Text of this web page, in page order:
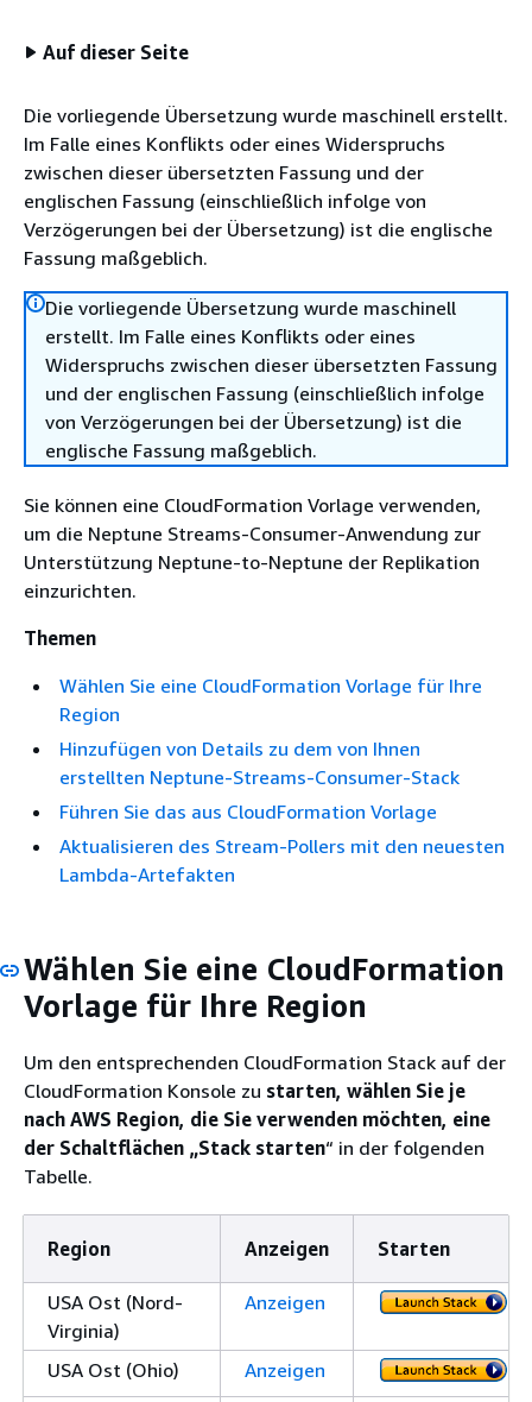
Auf dieser Seite
Die vorliegende Übersetzung wurde maschinell erstellt.
Im Falle eines Konflikts oder eines Widerspruchs
zwischen dieser übersetzten Fassung und der
englischen Fassung (einschließlich infolge von
Verzögerungen bei der Übersetzung) ist die englische
Fassung maßgeblich.
Die vorliegende Übersetzung wurde maschinell
erstellt. Im Falle eines Konflikts oder eines
Widerspruchs zwischen dieser übersetzten Fassung
und der englischen Fassung (einschließlich infolge
von Verzögerungen bei der Übersetzung) ist die
englische Fassung maßgeblich.
Sie können eine CloudFormation Vorlage verwenden,
um die Neptune Streams-Consumer-Anwendung zur
Unterstützung Neptune-to-Neptune der Replikation
einzurichten.
Themen
Wählen Sie eine CloudFormation Vorlage für Ihre
Region
Hinzufügen von Details zu dem von Ihnen
erstellten Neptune-Streams-Consumer-Stack
Führen Sie das aus CloudFormation Vorlage
Aktualisieren des Stream-Pollers mit den neuesten
Lambda-Artefakten
Wählen Sie eine CloudFormation
Vorlage für Ihre Region
Um den entsprechenden CloudFormation Stack auf der
CloudFormation Konsole zu starten, wählen Sie je
nach AWS Region, die Sie verwenden möchten, eine
der Schaltflächen „Stack starten“ in der folgenden
Tabelle.
Region Anzeigen Starten
USA Ost (Nord-
Virginia)
Anzeigen
USA Ost (Ohio)
Anzeigen